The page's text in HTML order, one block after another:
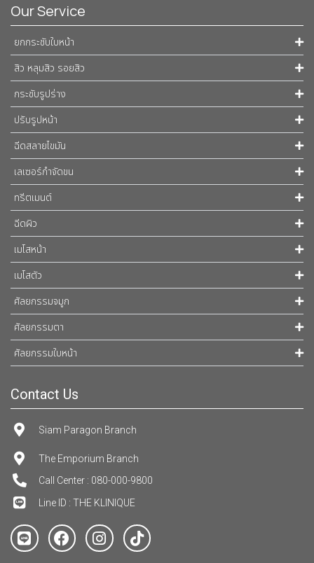
Our Service
ยกกระชับใบหน้า
สิว หลุมสิว รอยสิว
กระชับรูปร่าง
ปรับรูปหน้า
ฉีดสลายไขมัน
เลเซอร์กำจัดขน
ทรีตเมนต์
ฉีดผิว
เมโสหน้า
เมโสตัว
ศัลยกรรมจมูก
ศัลยกรรมตา
ศัลยกรรมใบหน้า
Contact Us
Siam Paragon Branch
The Emporium Branch
Call Center : 080-000-9800
Line ID : THE KLINIQUE